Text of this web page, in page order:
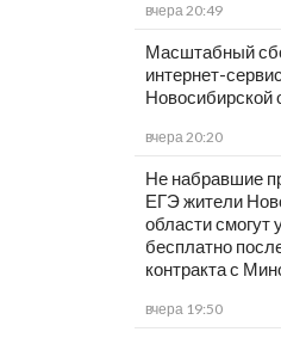
вчера 20:49
Масштабный
интернет-
Новосибирской
вчера 20:20
Не набравшие
ЕГЭ жители
области смогут
бесплатно
контракта с
вчера 19:50